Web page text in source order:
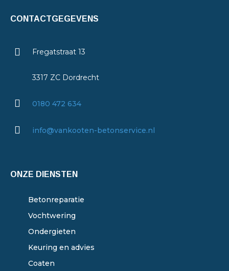
CONTACTGEGEVENS
Fregatstraat 13
3317 ZC Dordrecht
0180 472 634
info@vankooten-betonservice.nl
ONZE DIENSTEN
Betonreparatie
Vochtwering
Ondergieten
Keuring en advies
Coaten